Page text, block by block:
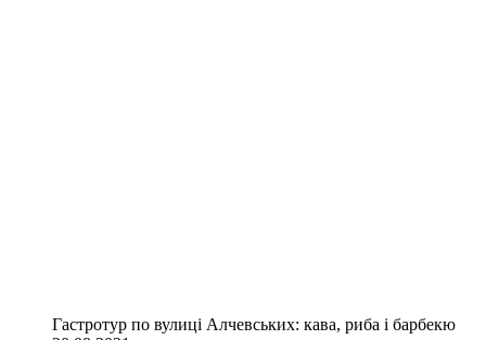
Гастротур по вулиці Алчевських: кава, риба і барбекю